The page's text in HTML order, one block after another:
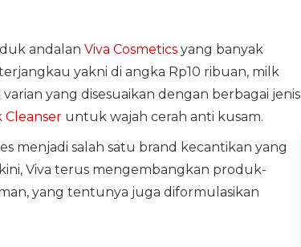
andalan Viva Cosmeticsyang banyak
yakni di angka Rp10 ribuan, milk
yang disesuaikan dengan berbagai jenis
Cleanseruntuk wajah cerah anti kusam.
menjadi salah satu brand kecantikan yang
Viva terus mengembangkan produk-
yang tentunya juga diformulasikan